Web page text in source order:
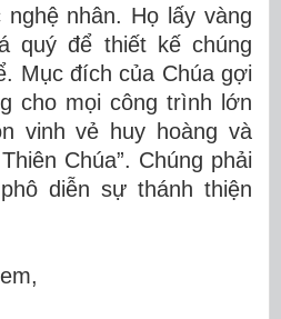
nhân. Họ lấy vàng
quý để thiết kế chúng
Mục đích của Chúa gợi
cho mọi công trình lớn
vinh vẻ huy hoàng và
Chúa”. Chúng phải
diễn sự thánh thiện